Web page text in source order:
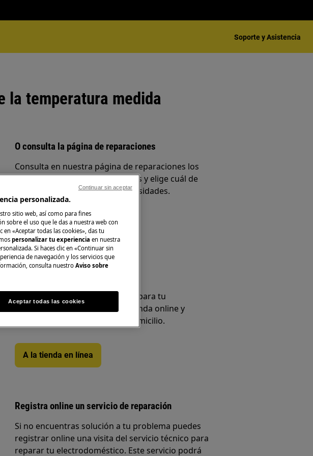
Soporte y Asistencia
la temperatura medida
O consulta la página de reparaciones
Consulta en nuestra página de reparaciones los
distintos servicios de disponibles y elige cuál de
ellos se adapta mejor a tus necesidades.
Reservar servicio
Encuentra repuestos originales para tu
electrodoméstico en nuestra tienda online y
recíbelos directamente en tu domicilio.
A la tienda en línea
Registra online un servicio de reparación
Si no encuentras solución a tu problema puedes
registrar online una visita del servicio técnico para
reparar tu electrodoméstico. Este servicio podrá
personalizada.
sitio web, así como para fines
sobre el uso que le das a nuestra web con
en «Aceptar todas las cookies», das tu
personalizar tu experiencia en nuestra
Si haces clic en «Continuar sin
de navegación y los servicios que
consulta nuestroAviso sobre
Aceptar todas las cookies
Continuar sin aceptar